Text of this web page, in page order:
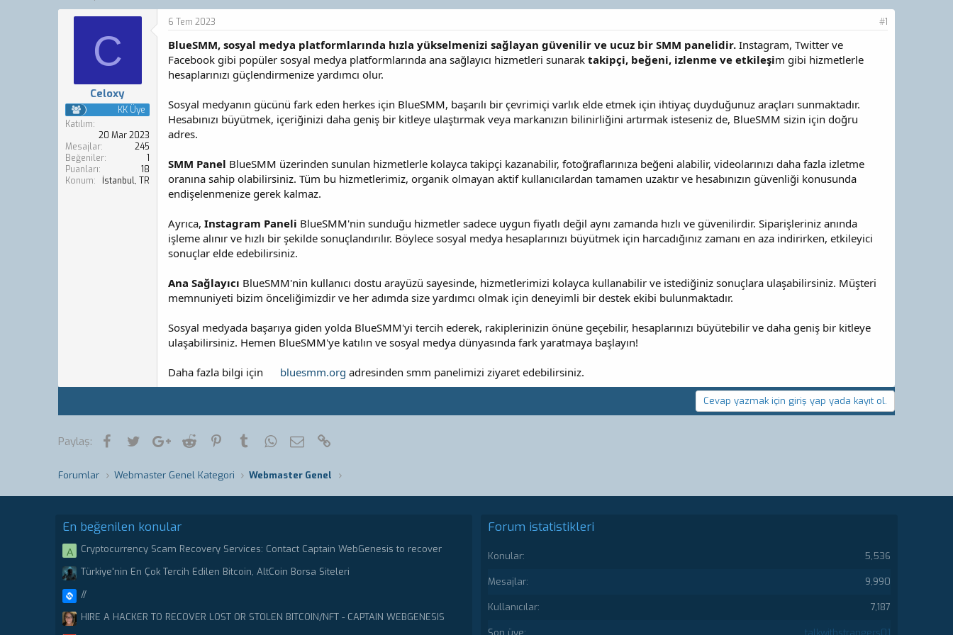
o
ş
l
t
a
n
a
ş
a
n
ı
ç
r
C
Celoxy
KK Üye
Katılım
20 Mar 2023
Mesajlar
245
Beğeniler
1
Puanları
18
Konum
İstanbul, TR
6 Tem 2023 #1
BlueSMM, sosyal medya platformlarında hızla yükselmenizi sağlayan güvenilir ve ucuz bir SMM panelidir. Instagram, Twitter ve
Facebook gibi popüler sosyal medya platformlarında ana sağlayıcı hizmetleri sunarak takipçi, beğeni, izlenme ve etkileşim gibi hizmetlerle
hesaplarınızı güçlendirmenize yardımcı olur.
Sosyal medyanın gücünü fark eden herkes için BlueSMM, başarılı bir çevrimiçi varlık elde etmek için ihtiyaç duyduğunuz araçları sunmaktadır.
Hesabınızı büyütmek, içeriğinizi daha geniş bir kitleye ulaştırmak veya markanızın bilinirliğini artırmak isteseniz de, BlueSMM sizin için doğru
adres.
SMM Panel BlueSMM üzerinden sunulan hizmetlerle kolayca takipçi kazanabilir, fotoğraflarınıza beğeni alabilir, videolarınızı daha fazla izletme
oranına sahip olabilirsiniz. Tüm bu hizmetlerimiz, organik olmayan aktif kullanıcılardan tamamen uzaktır ve hesabınızın güvenliği konusunda
endişelenmenize gerek kalmaz.
Ayrıca, Instagram Paneli BlueSMM'nin sunduğu hizmetler sadece uygun fiyatlı değil aynı zamanda hızlı ve güvenilirdir. Siparişleriniz anında
işleme alınır ve hızlı bir şekilde sonuçlandırılır. Böylece sosyal medya hesaplarınızı büyütmek için harcadığınız zamanı en aza indirirken, etkileyici
sonuçlar elde edebilirsiniz.
Ana Sağlayıcı BlueSMM'nin kullanıcı dostu arayüzü sayesinde, hizmetlerimizi kolayca kullanabilir ve istediğiniz sonuçlara ulaşabilirsiniz. Müşteri
memnuniyeti bizim önceliğimizdir ve her adımda size yardımcı olmak için deneyimli bir destek ekibi bulunmaktadır.
Sosyal medyada başarıya giden yolda BlueSMM'yi tercih ederek, rakiplerinizin önüne geçebilir, hesaplarınızı büyütebilir ve daha geniş bir kitleye
ulaşabilirsiniz. Hemen BlueSMM'ye katılın ve sosyal medya dünyasında fark yaratmaya başlayın!
Daha fazla bilgi için bluesmm.org adresinden smm panelimizi ziyaret edebilirsiniz.
Cevap yazmak için giriş yap yada kayıt ol.
Paylaş: FacebookTwitterGoogle+
Reddit PinterestTumblrWhatsApp
E-posta
Forumlar Webmaster Genel Kategori Webmaster Genel
En beğenilen konular
A
Cryptocurrency Scam Recovery Services: Contact Captain WebGenesis to recover
Türkiye'nin En Çok Tercih Edilen Bitcoin, AltCoin Borsa Siteleri
//
HIRE A HACKER TO RECOVER LOST OR STOLEN BITCOIN/NFT - CAPTAIN WEBGENESIS
Forum istatistikleri
Konular 5,536
Mesajlar 9,990
Kullanıcılar 7,187
Son üye talkwithstrangers01